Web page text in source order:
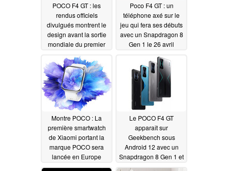
POCO F4 GT : les
rendus officiels
divulgués montrent le
design avant la sortie
mondiale du premier
smartphone
Snapdragon 8 Gen 1
de POCO04/25/2022
Poco F4 GT : un
téléphone axé sur le
jeu qui fera ses débuts
avec un Snapdragon 8
Gen 1 le 26 avril
Montre POCO : La
première smartwatch
de Xiaomi portant la
marque POCO sera
lancée en Europe
04/15/2022
Le POCO F4 GT
apparaît sur
Geekbench sous
Android 12 avec un
Snapdragon 8 Gen 1 et
12 Go de RAM